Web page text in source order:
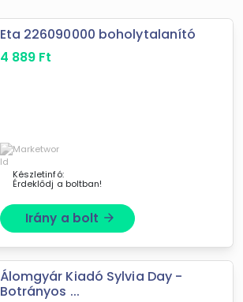
Eta 226090000 boholytalanító
4 889 Ft
Készletinfó:
Érdeklődj a boltban!
Irány a bolt arrow_forward
Álomgyár Kiadó Sylvia Day -
Botrányos ...